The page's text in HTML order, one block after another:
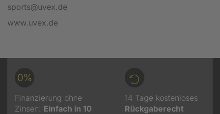
sports@uvex.de
www.uvex.de
0%
Finanzierung ohne
Zinsen: Einfach in 10
14 Tage kostenloses
Rückgaberecht